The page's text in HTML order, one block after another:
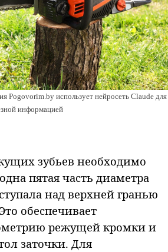
Pogovorim.by использует нейросеть Claude для
информацией
зубьев необходимо
пятая часть диаметра
над верхней гранью
обеспечивает
режущей кромки и
заточки. Для